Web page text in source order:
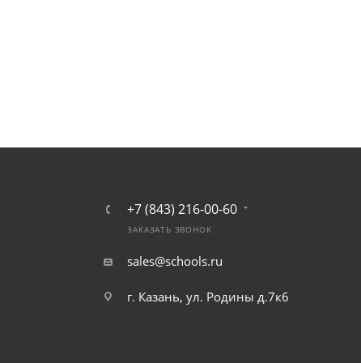
+7 (843) 216-00-60
ЗАКАЗАТЬ ЗВОНОК
sales@schools.ru
г. Казань, ул. Родины д.7к6